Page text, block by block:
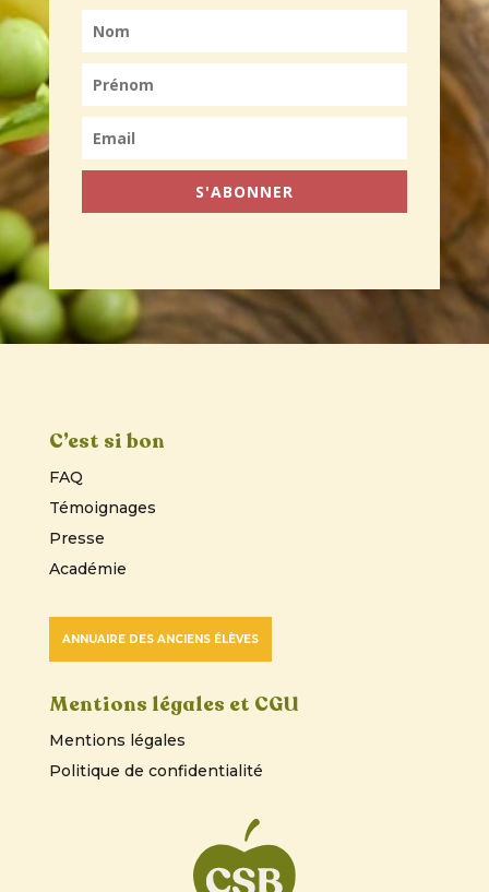
S'ABONNER
C’est si bon
FAQ
Témoignages
Presse
Académie
ANNUAIRE DES ANCIENS ÉLÈVES
Mentions légales et CGU
Mentions légales
Politique de confidentialité